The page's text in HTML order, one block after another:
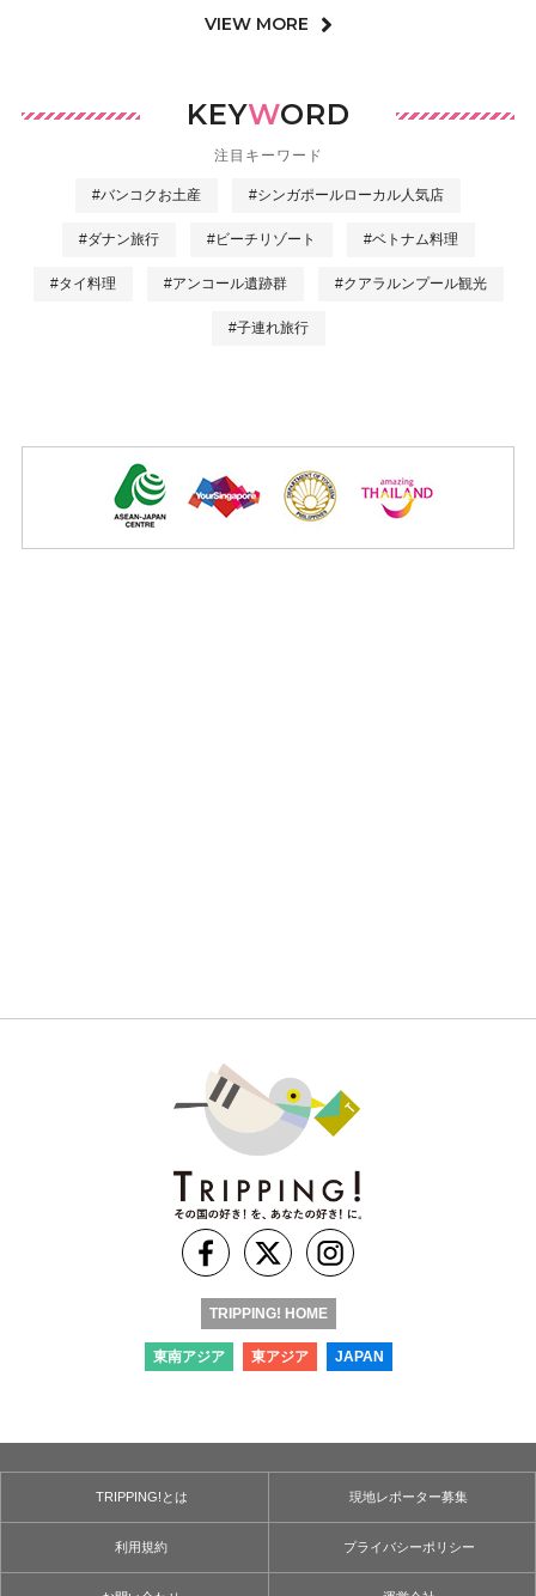
VIEW MORE
KEYWORD
注目キーワード
#バンコクお土産 #シンガポールローカル人気店
#ダナン旅行 #ビーチリゾート #ベトナム料理
#タイ料理 #アンコール遺跡群 #クアラルンプール観光
#子連れ旅行
TRIPPING! HOME
東南アジア 東アジア JAPAN
TRIPPING!とは 現地レポーター募集
利用規約 プライバシーポリシー